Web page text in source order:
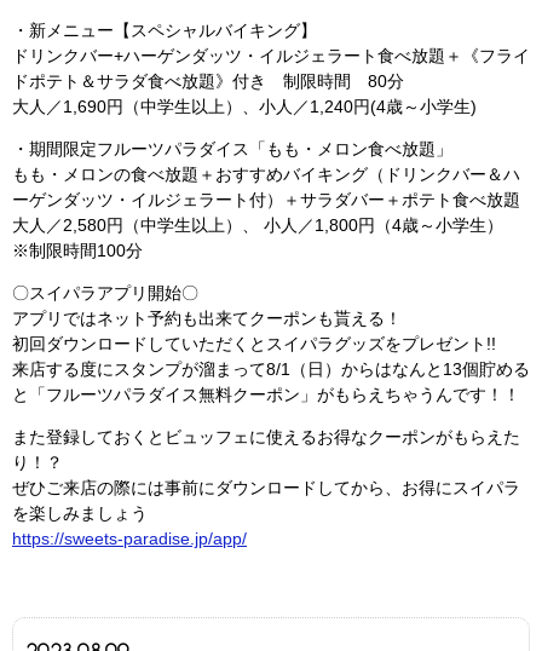
・新メニュー【スペシャルバイキング】
ドリンクバー+ハーゲンダッツ・イルジェラート食べ放題＋《フライ
ドポテト＆サラダ食べ放題》付き 制限時間 80分
大人／1,690円（中学生以上）、小人／1,240円(4歳～小学生)
・期間限定フルーツパラダイス「もも・メロン食べ放題」
もも・メロンの食べ放題＋おすすめバイキング（ドリンクバー＆ハ
ーゲンダッツ・イルジェラート付）＋サラダバー＋ポテト食べ放題
大人／2,580円（中学生以上）、 小人／1,800円（4歳～小学生）
※制限時間100分
〇スイパラアプリ開始〇
アプリではネット予約も出来てクーポンも貰える！
初回ダウンロードしていただくとスイパラグッズをプレゼント!!
来店する度にスタンプが溜まって8/1（日）からはなんと13個貯める
と「フルーツパラダイス無料クーポン」がもらえちゃうんです！！
また登録しておくとビュッフェに使えるお得なクーポンがもらえた
り！？
ぜひご来店の際には事前にダウンロードしてから、お得にスイパラ
を楽しみましょう
https://sweets-paradise.jp/app/